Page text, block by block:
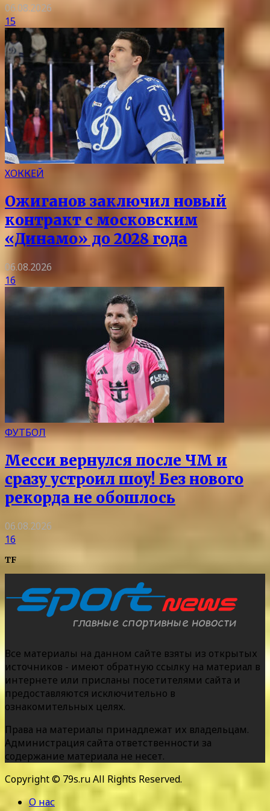
06.08.2026
15
ХОККЕЙ
Ожиганов заключил новый
контракт с московским
«Динамо» до 2028 года
06.08.2026
16
ФУТБОЛ
Месси вернулся после ЧМ и
сразу устроил шоу! Без нового
рекорда не обошлось
06.08.2026
16
TF
Все материалы на данном сайте взяты из открытых
источников - имеют обратную ссылку на материал в
интернете или присланы посетителями сайта и
предоставляются исключительно в
ознакомительных целях.
Права на материалы принадлежат их владельцам.
Администрация сайта ответственности за
содержание материала не несет.
Copyright © 79s.ru All Rights Reserved.
О нас